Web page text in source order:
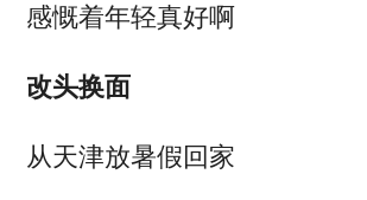
感慨着年轻真好啊
改头换面
从天津放暑假回家